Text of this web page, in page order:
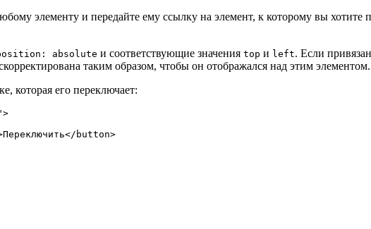
элементу и передайте ему ссылку на элемент, к которому вы хотите
absolute и соответствующие значения top и left. Если
таким образом, чтобы он отображался над этим элементом.
которая его переключает:
>
button>